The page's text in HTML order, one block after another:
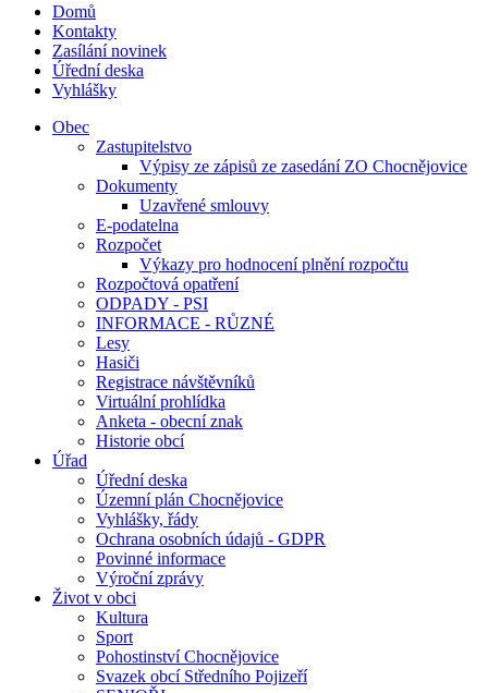
Domů
Kontakty
Zasílání novinek
Úřední deska
Vyhlášky
Obec
Zastupitelstvo
Výpisy ze zápisů ze zasedání ZO Chocnějovice
Dokumenty
Uzavřené smlouvy
E-podatelna
Rozpočet
Výkazy pro hodnocení plnění rozpočtu
Rozpočtová opatření
ODPADY - PSI
INFORMACE - RŮZNÉ
Lesy
Hasiči
Registrace návštěvníků
Virtuální prohlídka
Anketa - obecní znak
Historie obcí
Úřad
Úřední deska
Územní plán Chocnějovice
Vyhlášky, řády
Ochrana osobních údajů - GDPR
Povinné informace
Výroční zprávy
Život v obci
Kultura
Sport
Pohostinství Chocnějovice
Svazek obcí Středního Pojizeří